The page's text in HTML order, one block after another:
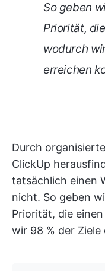
So geben
Priorität,
wodurch
erreichen
Durch
ClickUp
tatsächlich einen
nicht. So geben
Priorität, die
wir 98 % der